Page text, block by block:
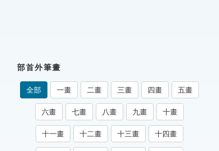
成語故事
索引選單
知識索引
單字索引
生命大百科索引
部首外筆畫
全部 一畫 二畫 三畫 四畫 五畫
六畫 七畫 八畫 九畫 十畫
十一畫 十二畫 十三畫 十四畫